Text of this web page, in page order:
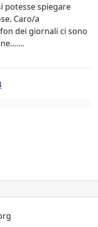
potesse spiegare
Caro/a
dei giornali ci sono